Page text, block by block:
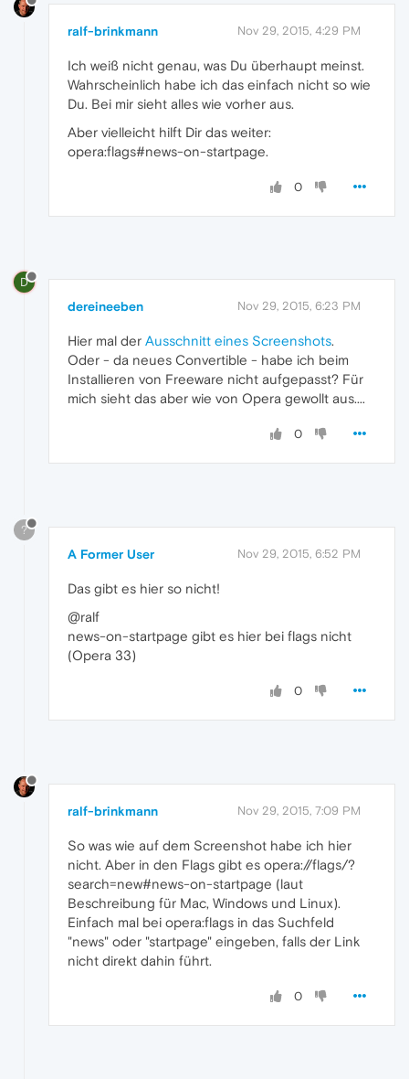
ralf-brinkmann Nov 29, 2015, 4:29 PM
Ich weiß nicht genau, was Du überhaupt meinst.
Wahrscheinlich habe ich das einfach nicht so wie
Du. Bei mir sieht alles wie vorher aus.
Aber vielleicht hilft Dir das weiter:
opera:flags#news-on-startpage.
0
D
dereineeben Nov 29, 2015, 6:23 PM
Hier mal der Ausschnitt eines Screenshots.
Oder - da neues Convertible - habe ich beim
Installieren von Freeware nicht aufgepasst? Für
mich sieht das aber wie von Opera gewollt aus....
0
?
A Former User Nov 29, 2015, 6:52 PM
Das gibt es hier so nicht!
@ralf
news-on-startpage gibt es hier bei flags nicht
(Opera 33)
0
ralf-brinkmann Nov 29, 2015, 7:09 PM
So was wie auf dem Screenshot habe ich hier
nicht. Aber in den Flags gibt es opera://flags/?
search=new#news-on-startpage (laut
Beschreibung für Mac, Windows und Linux).
Einfach mal bei opera:flags in das Suchfeld
"news" oder "startpage" eingeben, falls der Link
nicht direkt dahin führt.
0